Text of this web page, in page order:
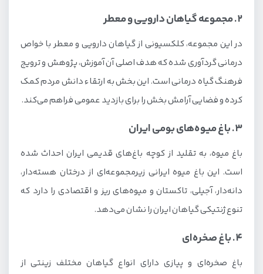
2. مجموعه گیاهان دارویی و معطر
در این مجموعه، کلکسیونی از گیاهان دارویی و معطر با خواص
درمانی گردآوری شده که هدف اصلی آن آموزش، پژوهش و ترویج
فرهنگ گیاه درمانی است. این بخش به ارتقاء دانش مردم کمک
کرده و فضایی آرامش بخش را برای بازدید عمومی فراهم می‌کند.
3. باغ میوه‌های بومی ایران
باغ میوه، به تقلید از کوچه باغ‌های قدیمی ایران احداث شده
است. این باغ میوه ایرانی زیرمجموعه‌ای از درختان هسته‌دار،
دانه‌دار، آجیلی، تاکستان و میوه‌های ریز و اقتصادی را دارد که
تنوع ژنتیکی گیاهان ایران را نشان می‌دهد.
4. باغ صخره‌ای
باغ صخره‌ای و پیازی دارای انواع گیاهان مختلف زینتی از